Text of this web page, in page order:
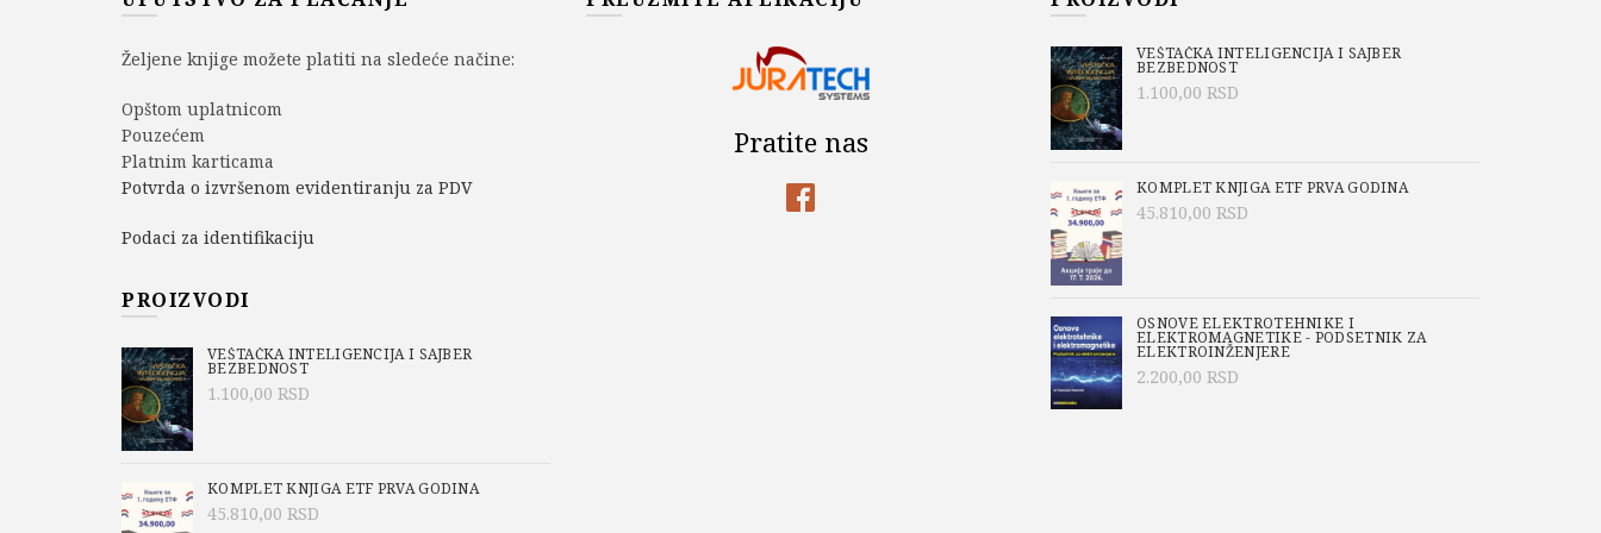
Željene knjige možete platiti na sledeće načine:
Opštom uplatnicom
Pouzećem
Platnim karticama
Potvrda o izvršenom evidentiranju za PDV
Podaci za identifikaciju
PROIZVODI
VEŠTAČKA INTELIGENCIJA I SAJBER
BEZBEDNOST
1.100,00 RSD
KOMPLET KNJIGA ETF PRVA GODINA
45.810,00 RSD
Pratite nas
VEŠTAČKA INTELIGENCIJA I SAJBER
BEZBEDNOST
1.100,00 RSD
KOMPLET KNJIGA ETF PRVA GODINA
45.810,00 RSD
OSNOVE ELEKTROTEHNIKE I
ELEKTROMAGNETIKE - PODSETNIK ZA
ELEKTROINŽENJERE
2.200,00 RSD